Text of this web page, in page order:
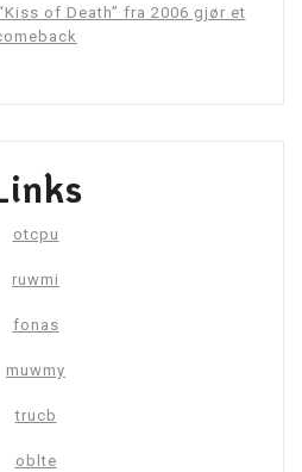
of Death” fra 2006 gjør et
otcpu
ruwmi
fonas
muwmy
trucb
oblte